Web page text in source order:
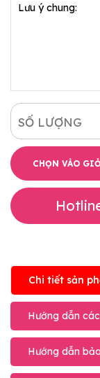
Lưu ý chung:
SỐ LƯỢNG
CHỌN VÀO
Chi tiết sản
Hướng dẫn
Hướng dẫn